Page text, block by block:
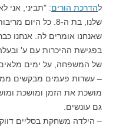
להדרכת הורים: "תביני,
שלנו, בת ה-8. כל
שאנחנו אומרים לה. אנחנו
בפגישת ההיכרות עם ע'
של המשפחה, על ימים
– עשרות פעמים מבקשים
מושכת את הזמן ומושכת
גם עונשים.
– הילדה משחקת בסליים